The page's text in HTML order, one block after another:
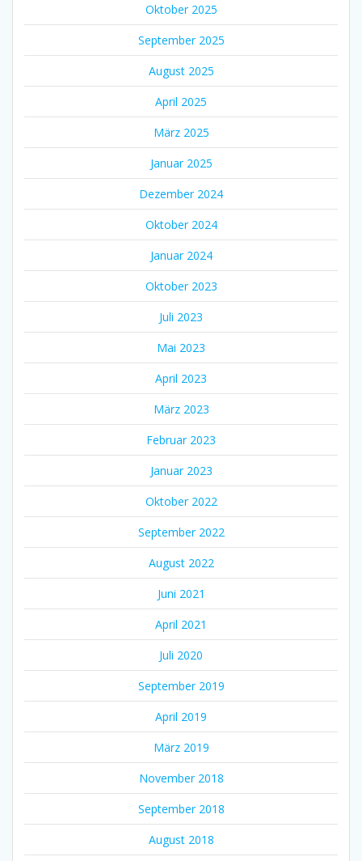
Oktober 2025
September 2025
August 2025
April 2025
März 2025
Januar 2025
Dezember 2024
Oktober 2024
Januar 2024
Oktober 2023
Juli 2023
Mai 2023
April 2023
März 2023
Februar 2023
Januar 2023
Oktober 2022
September 2022
August 2022
Juni 2021
April 2021
Juli 2020
September 2019
April 2019
März 2019
November 2018
September 2018
August 2018